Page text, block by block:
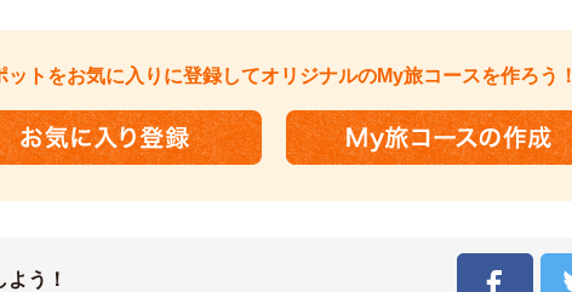
ットをお気に入りに登録してオリジナルのMy旅コースを作ろう！
う！